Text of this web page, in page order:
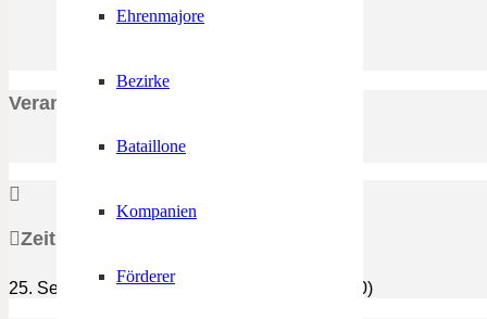
Ehrenmajore
Bezirke
Bataillone
Kompanien
Förderer
Veranstaltungs Details
Zeit
25. September 2018 19:00 (GMT+00:00)